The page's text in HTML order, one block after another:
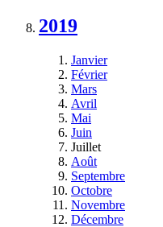
2019
Janvier
Février
Mars
Avril
Mai
Juin
Juillet
Août
Septembre
Octobre
Novembre
Décembre